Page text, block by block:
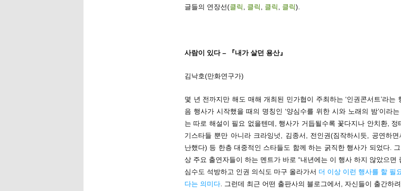
글들의 연장선(클릭 클릭 클릭 클릭).
사람이 있다 – 『내가 살던 용산』
김낙호(만화연구가)
몇 년 전까지만 해도 매해 개최된 민가협이 주최하는 ‘인권콘서트’라는
음 행사가 시작했을 때의 명칭인 ‘양심수를 위한 시와 노래의 밤’이라
는 따로 해설이 필요 없을텐데, 행사가 거듭될수록 꽃다지나 안치환, 정
기스타들 뿐만 아니라 크라잉넛, 김종서, 전인권(짐작하시듯, 공연하
난했다) 등 한층 대중적인 스타들도 함께 하는 굵직한 행사가 되었다.
상 주요 출연자들이 하는 멘트가 바로 “내년에는 이 행사 하지 않았으면
심수도 석방하고 인권 의식도 마구 올라가서 더 이상 이런 행사를 할 필
다는 의미다. 그런데 최근 어떤 출판사의 블로그에서, 자신들이 출간하